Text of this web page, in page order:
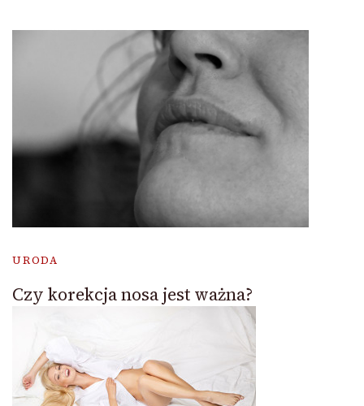
URODA
Czy korekcja nosa jest ważna?